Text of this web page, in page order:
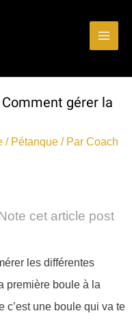
gérer la
/ Pétanque/ Par Coach
cet article post
les différentes
première boule à la
c’est une boule qui va te